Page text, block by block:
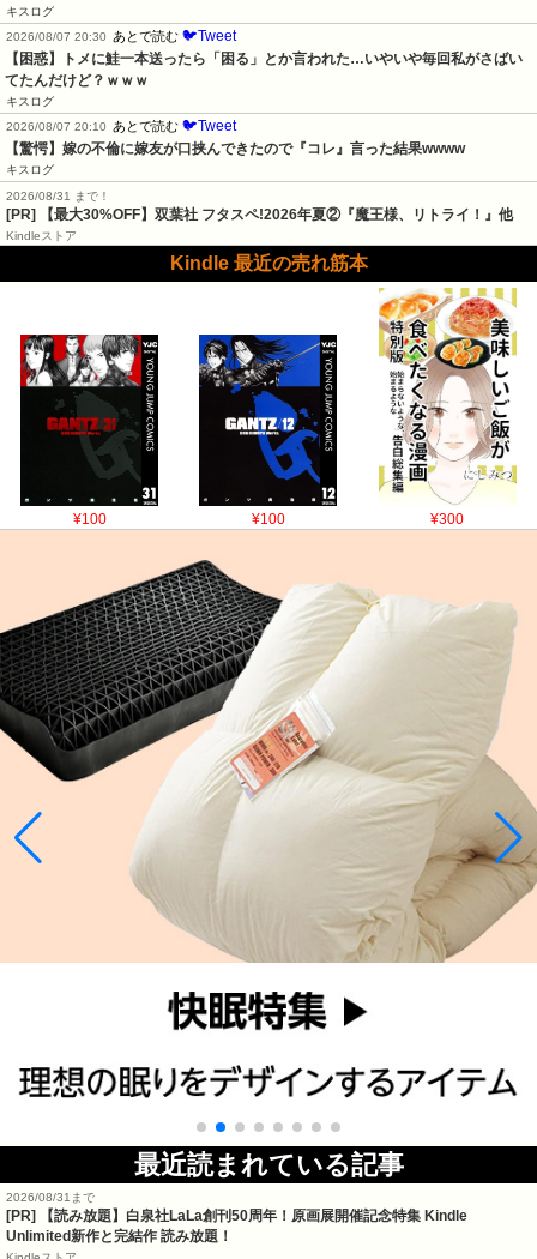
キスログ
2026/08/07 20:30
あとで読む 🐦Tweet
【困惑】トメに鮭一本送ったら「困る」とか言われた…いやいや毎回私がさばい
てたんだけど？ｗｗｗ
キスログ
2026/08/07 20:10
あとで読む 🐦Tweet
【驚愕】嫁の不倫に嫁友が口挟んできたので『コレ』言った結果wwww
キスログ
2026/08/31 まで！
[PR] 【最大30%OFF】双葉社 フタスペ!2026年夏②『魔王様、リトライ！』他
Kindleストア
Kindle 最近の売れ筋本
¥100 ¥100 ¥300
最近読まれている記事
2026/08/31まで
[PR]
【読み放題】白泉社LaLa創刊50周年！原画展開催記念特集 Kindle
Unlimited新作と完結作 読み放題！